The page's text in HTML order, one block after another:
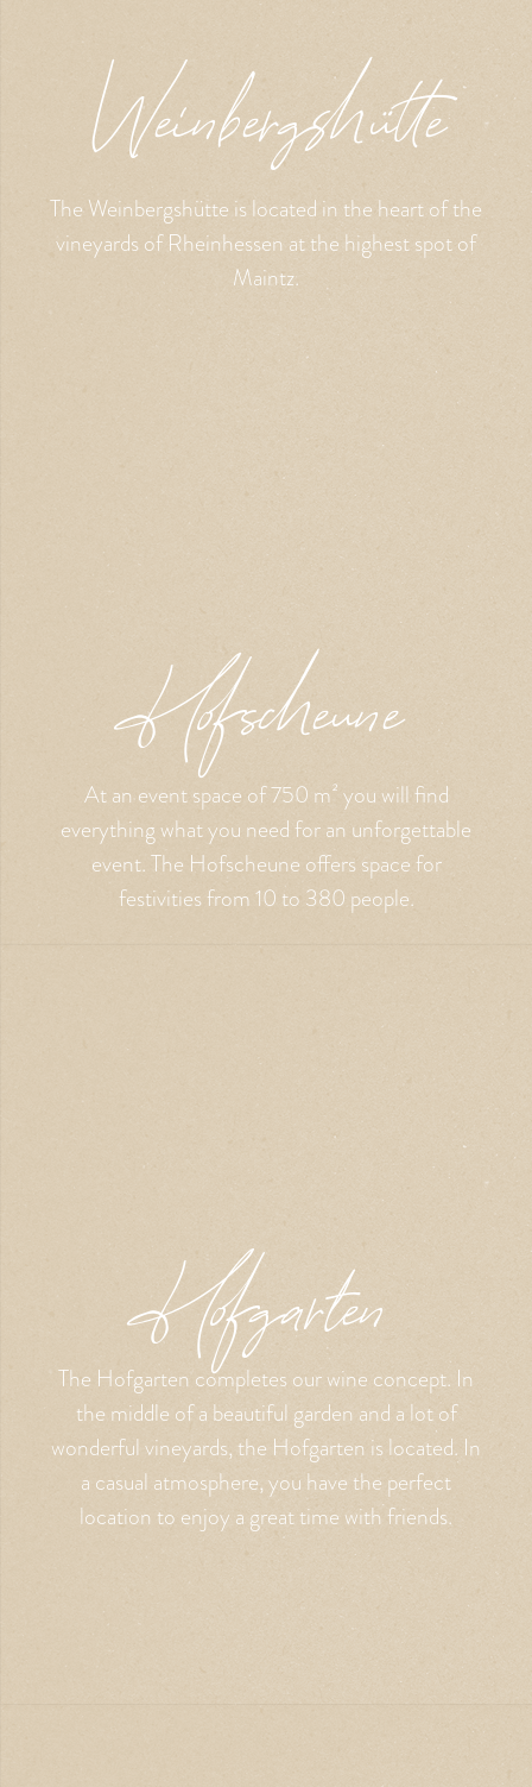
Weinbergshütte
The Weinbergshütte is located in the heart of the
vineyards of Rheinhessen at the highest spot of
Maintz.
Hofscheune
At an event space of 750 m² you will find
everything what you need for an unforgettable
event. The Hofscheune offers space for
festivities from 10 to 380 people.
Hofgarten
The Hofgarten completes our wine concept. In
the middle of a beautiful garden and a lot of
wonderful vineyards, the Hofgarten is located. In
a casual atmosphere, you have the perfect
location to enjoy a great time with friends.